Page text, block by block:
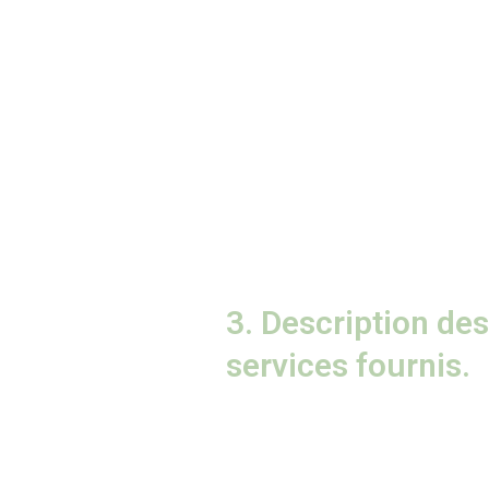
3. Description des
services fournis.